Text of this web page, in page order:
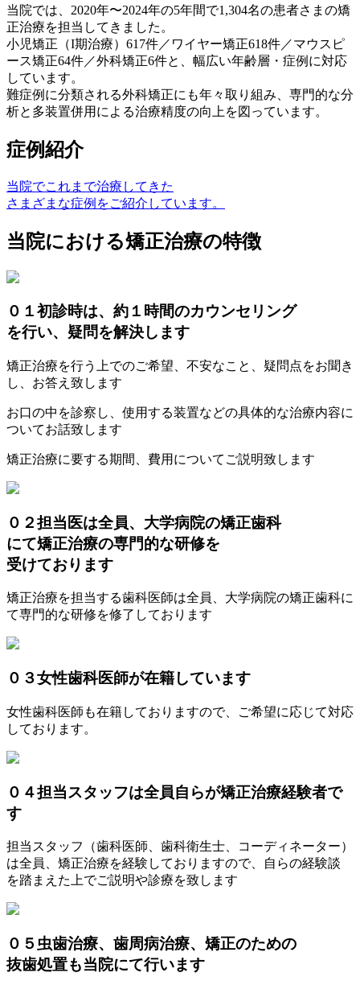
当院では、2020年〜2024年の5年間で1,304名の患者さまの矯
正治療を担当 してきました。
小児矯正（I期治療）617件／ワイヤー矯正618件／マウスピ
ース矯正64件／外科矯正6件と、幅広い年齢層・症例に対応
しています。
難症例に分類される外科矯正にも年々取り組み、専門的な分
析と多装置併用による治療精度の向上を図っています。
症例紹介
当院でこれまで治療してきた
さまざまな症例をご紹介しています。
当院における矯正治療の特徴
０１初診時は、約１時間のカウンセリング
を行い、疑問を解決します
矯正治療を行う上でのご希望、不安なこと、疑問点をお聞き
し、お答え致します
お口の中を診察し、使用する装置などの具体的な治療内容に
ついてお話致します
矯正治療に要する期間、費用についてご説明致します
０２担当医は全員、大学病院の矯正歯科
にて矯正治療の専門的な研修を
受けております
矯正治療を担当する歯科医師は全員、大学病院の矯正歯科に
て専門的な研修を修了しております
０３女性歯科医師が在籍しています
女性歯科医師も在籍しておりますので、ご希望に応じて対応
しております。
０４担当スタッフは全員自らが矯正治療経験者で
す
担当スタッフ（歯科医師、歯科衛生士、コーディネーター）
は全員、矯正治療を経験しておりますので、自らの経験談
を踏まえた上でご説明や診療を致します
０５ 虫歯治療、歯周病治療、矯正のための
抜歯処置も当院にて行います